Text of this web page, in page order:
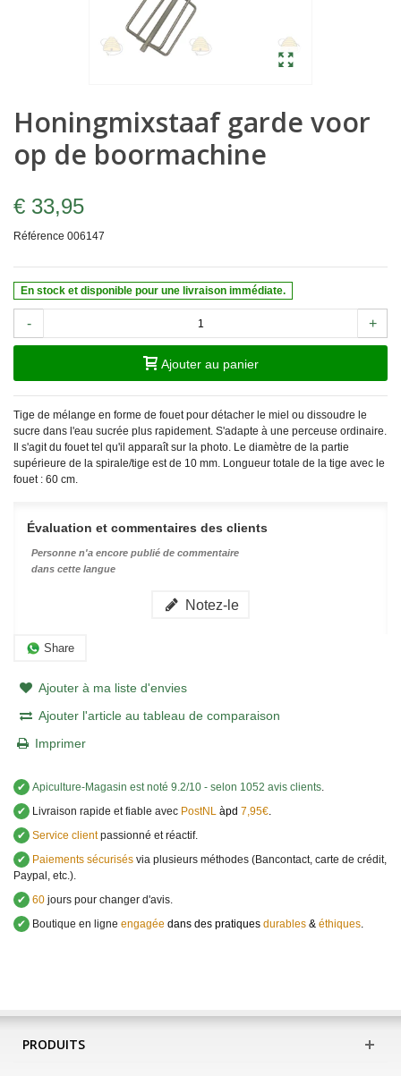
Honingmixstaaf garde voor
op de boormachine
€ 33,95
Référence 006147
En stock et disponible pour une livraison immédiate.
- +
Ajouter au panier
Tige de mélange en forme de fouet pour détacher le miel ou dissoudre le
sucre dans l'eau sucrée plus rapidement. S'adapte à une perceuse ordinaire.
Il s'agit du fouet tel qu'il apparaît sur la photo. Le diamètre de la partie
supérieure de la spirale/tige est de 10 mm. Longueur totale de la tige avec le
fouet : 60 cm.
Évaluation et commentaires des clients
Personne n'a encore publié de commentaire
dans cette langue
Notez-le
Share
Ajouter à ma liste d'envies
Ajouter l'article au tableau de comparaison
Imprimer
✔ Apiculture-Magasin est noté 9.2/10 - selon 1052 avis clients.
✔
Livraison rapide et fiable avec PostNL àpd 7,95€.
✔ Service clientpassionné et réactif.
✔
Paiements sécurisés via plusieurs méthodes (Bancontact, carte de crédit,
Paypal, etc.).
✔ 60 jours pour changer d'avis.
✔
Boutique en ligne engagée dans des pratiques durables & éthiques.
PRODUITS